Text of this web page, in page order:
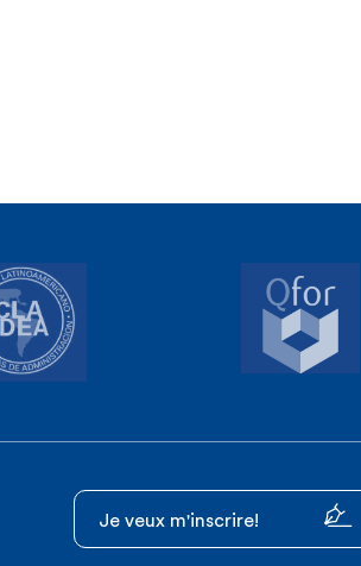
Je veux m'inscrire!